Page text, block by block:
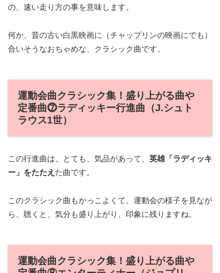
の、速い走り方の事を意味します。
何か、昔の古い白黒映画に（チャップリンの映画にでも）
合いそうなおちゃめな、クラシック曲です。
運動会曲クラシック集！盛り上がる曲や
定番曲⓻ラディッキー行進曲（J.シュト
ラウス1世）
この行進曲は、とても、気品があって、 英雄「ラディッキ
ー」をたたえ た曲です。
このクラシック曲もかっこよくて、運動会の様子を見なが
ら、聴くと、気分も盛り上がり、印象に残りますね。
運動会曲クラシック集！盛り上がる曲や